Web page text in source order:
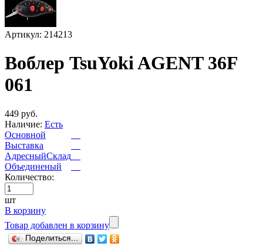
Артикул: 214213
Воблер TsuYoki AGENT 36F
061
449 руб.
Наличие: Есть
Основной
Выставка
АдресныйСклад
Объединеный
Количество:
шт
В корзину
Товар добавлен в корзину
Поделиться...